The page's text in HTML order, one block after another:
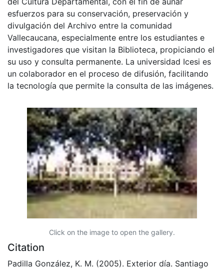
esfuerzos para su conservación, preservación y
divulgación del Archivo entre la comunidad
Vallecaucana, especialmente entre los estudiantes e
investigadores que visitan la Biblioteca, propiciando el
su uso y consulta permanente. La universidad Icesi es
un colaborador en el proceso de difusión, facilitando
la tecnología que permite la consulta de las imágenes.
Click on the image to open the gallery.
Citation
Padilla González, K. M. (2005). Exterior día. Santiago